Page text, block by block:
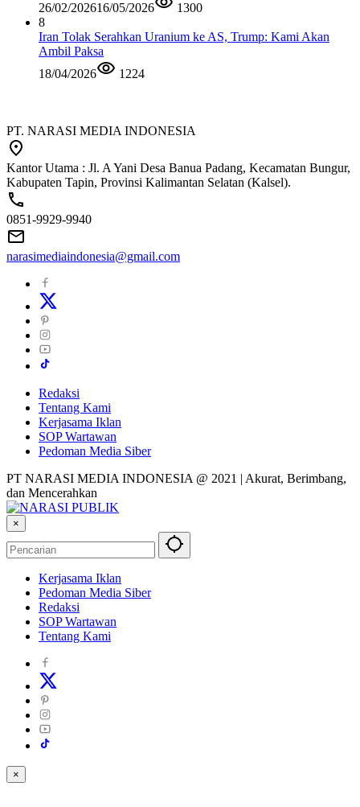
26/02/202616/05/2026
1300
8
Iran Tolak Serahkan Uranium ke AS, Trump: Kami Akan
Ambil Paksa
18/04/2026
1224
PT. NARASI MEDIA INDONESIA
Kantor Utama : Jl. A Yani Desa Banua Padang, Kecamatan Bungur,
Kabupaten Tapin, Provinsi Kalimantan Selatan (Kalsel).
0851-9929-9940
narasimediaindonesia@gmail.com
Redaksi
Tentang Kami
Kerjasama Iklan
SOP Wartawan
Pedoman Media Siber
PT NARASI MEDIA INDONESIA @ 2021 | Akurat, Berimbang,
dan Mencerahkan
×
Kerjasama Iklan
Pedoman Media Siber
Redaksi
SOP Wartawan
Tentang Kami
×